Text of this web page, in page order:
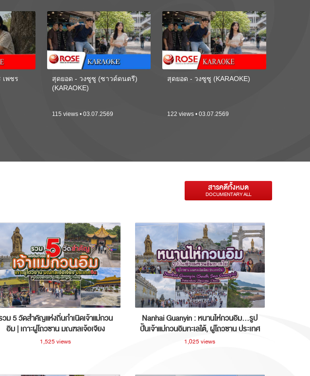
เพชร
สุดยอด - วงซูซู (ซาวด์ดนตรี)
(KARAOKE)
115 views • 03.07.2569
สุดยอด - วงซูซู (KARAOKE)
122 views • 03.07.2569
สารคดีทั้งหมด
DOCUMENTARY ALL
วม 5 วัดสำคัญแห่งถิ่นกำเนิดเจ้าแม่กวน
อิม | เกาะผู่โถวซาน มณฑลเจ้อเจียง
ประเทศจีน
1,525 views
Nanhai Guanyin : หนานไห่กวนอิม...รูป
ปั้นเจ้าแม่กวนอิมทะเลใต้, ผู่โถวซาน ประเทศ
จีน
1,025 views